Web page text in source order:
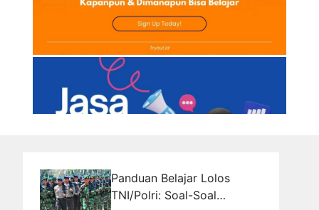
Panduan Belajar Lolos
TNI/Polri: Soal-Soal